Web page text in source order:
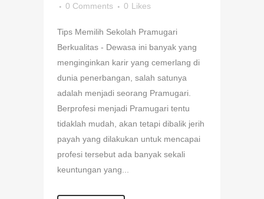
0 Comments
0 Likes
Tips Memilih Sekolah Pramugari
Berkualitas - Dewasa ini banyak yang
menginginkan karir yang cemerlang di
dunia penerbangan, salah satunya
adalah menjadi seorang Pramugari.
Berprofesi menjadi Pramugari tentu
tidaklah mudah, akan tetapi dibalik jerih
payah yang dilakukan untuk mencapai
profesi tersebut ada banyak sekali
keuntungan yang...